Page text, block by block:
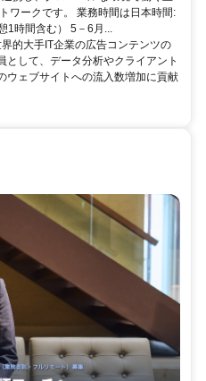
ワークです。 業務時間は日本時間:
1時間含む） 5－6月...
的大手IT企業の広告コンテンツの
として、データ分析やクライアント
ウェブサイトへの流入数増加に貢献